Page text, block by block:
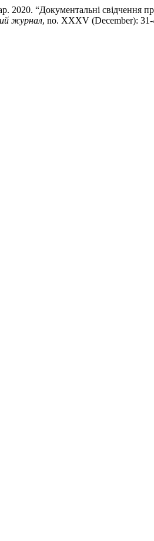
“Документальні свідчення про
журнал, no. XXXV (December):